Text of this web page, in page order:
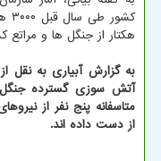
هکتار از جنگل ها و
به گزارش آبیاری به نقل
آتش سوزی گسترده
متاسفانه پنج نفر از
از دست داده اند.